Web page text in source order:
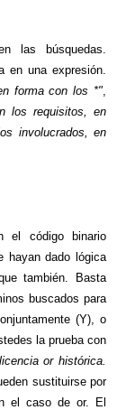
las búsquedas.
en una expresión.
forma con los *",
los requisitos, en
involucrados, en
el código binario
hayan dado lógica
también. Basta
buscados para
(Y), o
la prueba con
licencia or histórica.
sustituirse por
el caso de or. El